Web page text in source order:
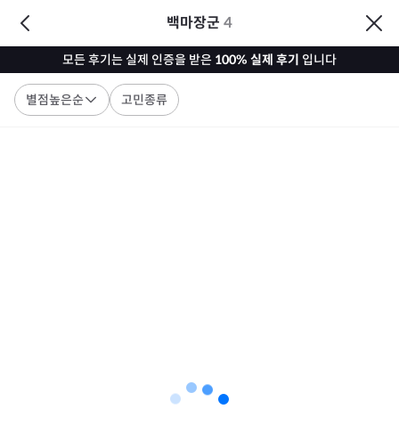
백마장군 4
모든 후기는 실제 인증을 받은 100% 실제 후기 입니다
별점높은순 고민종류